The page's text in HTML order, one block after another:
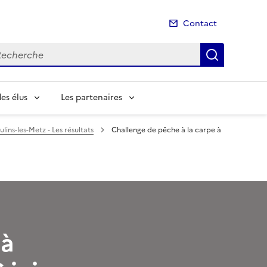
Contact
élus Les partenaires
les-Metz - Les résultats Challenge de pêche à la carpe à